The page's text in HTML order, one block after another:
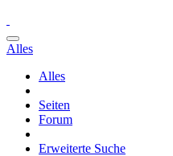
Alles
Alles
Seiten
Forum
Erweiterte Suche